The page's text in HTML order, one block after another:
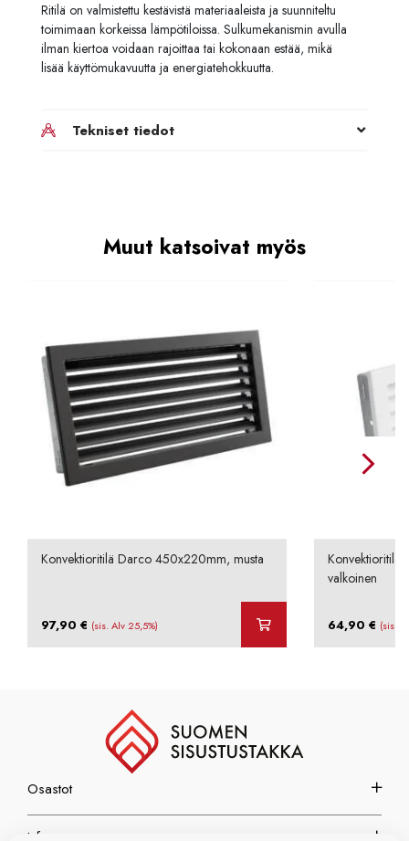
Ritilä on valmistettu kestävistä materiaaleista ja suunniteltu
toimimaan korkeissa lämpötiloissa. Sulkumekanismin avulla
ilman kiertoa voidaan rajoittaa tai kokonaan estää, mikä
lisää käyttömukavuutta ja energiatehokkuutta.
Tekniset tiedot
Muut katsoivat myös
Konvektioritilä Darco 450x220mm, musta
97,90€ (sis. Alv 25,5%)
Konvektioritilä
valkoinen
64,90 € (sis.
Osastot